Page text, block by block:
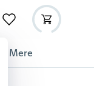
Mere